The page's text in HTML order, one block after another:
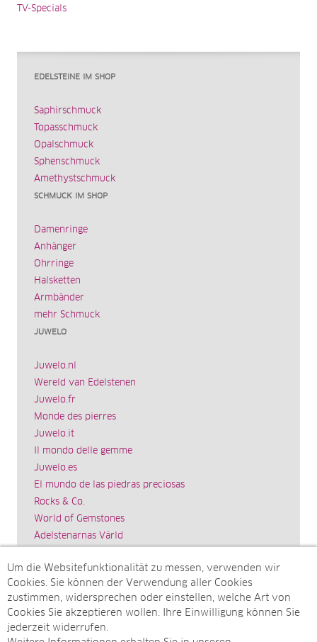
TV-Specials
EDELSTEINE IM SHOP
Saphirschmuck
Topasschmuck
Opalschmuck
Sphenschmuck
Amethystschmuck
SCHMUCK IM SHOP
Damenringe
Anhänger
Ohrringe
Halsketten
Armbänder
mehr Schmuck
JUWELO
Juwelo.nl
Wereld van Edelstenen
Juwelo.fr
Monde des pierres
Juwelo.it
Il mondo delle gemme
Juwelo.es
El mundo de las piedras preciosas
Rocks & Co.
World of Gemstones
Ädelstenarnas Värld
Impressum
SITEMAP
Sitemap
Monatsarchive
Um die Websitefunktionalität zu messen, verwenden wir
Cookies. Sie können der Verwendung aller Cookies
zustimmen, widersprechen oder einstellen, welche Art von
Cookies Sie akzeptieren wollen. Ihre Einwilligung können Sie
jederzeit widerrufen.